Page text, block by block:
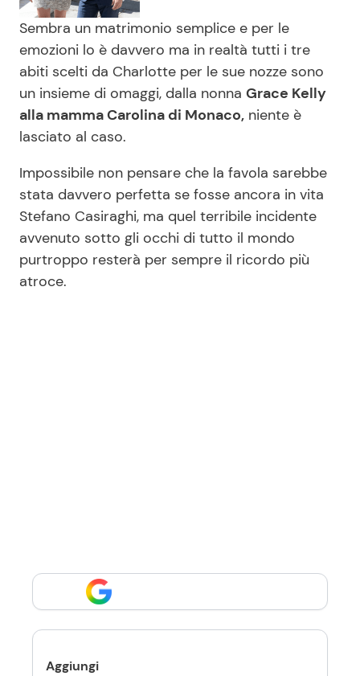
Sembra un matrimonio semplice e per le
emozioni lo è davvero ma in realtà tutti i tre
abiti scelti da Charlotte per le sue nozze sono
un insieme di omaggi, dalla nonna Grace Kelly
alla mamma Carolina di Monaco, niente è
lasciato al caso.
Impossibile non pensare che la favola sarebbe
stata davvero perfetta se fosse ancora in vita
Stefano Casiraghi, ma quel terribile incidente
avvenuto sotto gli occhi di tutto il mondo
purtroppo resterà per sempre il ricordo più
atroce.
Aggiungi